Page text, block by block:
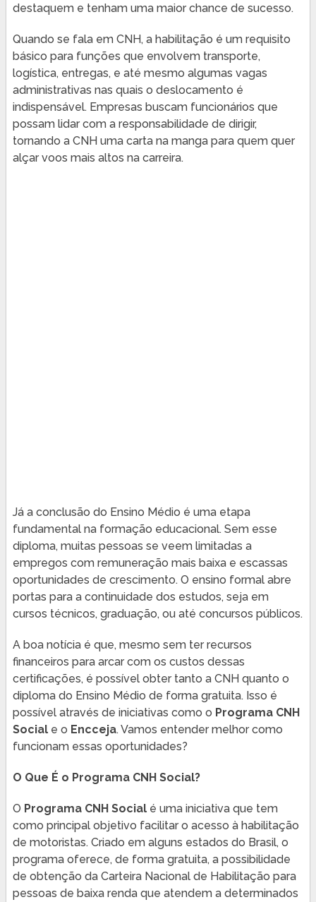
destaquem e tenham uma maior chance de sucesso.
Quando se fala em CNH, a habilitação é um requisito
básico para funções que envolvem transporte,
logística, entregas, e até mesmo algumas vagas
administrativas nas quais o deslocamento é
indispensável. Empresas buscam funcionários que
possam lidar com a responsabilidade de dirigir,
tornando a CNH uma carta na manga para quem quer
alçar voos mais altos na carreira.
Já a conclusão do Ensino Médio é uma etapa
fundamental na formação educacional. Sem esse
diploma, muitas pessoas se veem limitadas a
empregos com remuneração mais baixa e escassas
oportunidades de crescimento. O ensino formal abre
portas para a continuidade dos estudos, seja em
cursos técnicos, graduação, ou até concursos públicos.
A boa notícia é que, mesmo sem ter recursos
financeiros para arcar com os custos dessas
certificações, é possível obter tanto a CNH quanto o
diploma do Ensino Médio de forma gratuita. Isso é
possível através de iniciativas como o Programa CNH
Sociale o Encceja. Vamos entender melhor como
funcionam essas oportunidades?
O Que É o Programa CNH Social?
O Programa CNH Socialé uma iniciativa que tem
como principal objetivo facilitar o acesso à habilitação
de motoristas. Criado em alguns estados do Brasil, o
programa oferece, de forma gratuita, a possibilidade
de obtenção da Carteira Nacional de Habilitação para
pessoas de baixa renda que atendem a determinados